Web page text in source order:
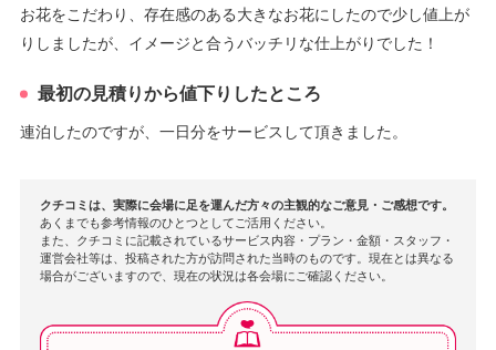
お花をこだわり、存在感のある大きなお花にしたので少し値上が
りしましたが、イメージと合うバッチリな仕上がりでした！
最初の見積りから値下りしたところ
連泊したのですが、一日分をサービスして頂きました。
クチコミは、実際に会場に足を運んだ方々の主観的なご意見・ご感想です。
あくまでも参考情報のひとつとしてご活用ください。
また、クチコミに記載されているサービス内容・プラン・金額・スタッフ・
運営会社等は、投稿された方が訪問された当時のものです。現在とは異なる
場合がございますので、現在の状況は各会場にご確認ください。